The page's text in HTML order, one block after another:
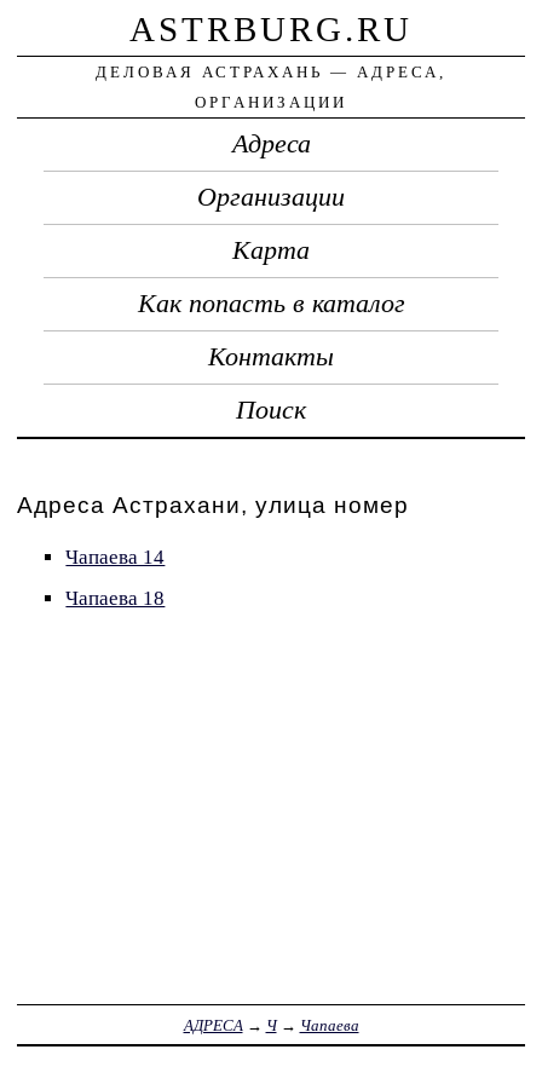
ASTRBURG.RU
ДЕЛОВАЯ АСТРАХАНЬ — АДРЕСА,
ОРГАНИЗАЦИИ
Адреса
Организации
Карта
Как попасть в каталог
Контакты
Поиск
Адреса Астрахани, улица номер
Чапаева 14
Чапаева 18
АДРЕСА → Ч→ Чапаева